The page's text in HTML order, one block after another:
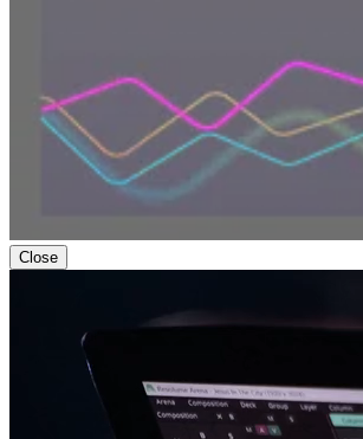
Close